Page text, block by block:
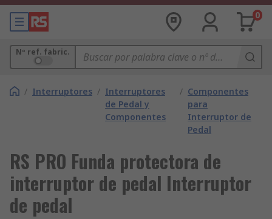
0
Nº ref. fabric.
/ Interruptores / Interruptores
de Pedal y
Componentes
/ Componentes
para
Interruptor de
Pedal
RS PRO Funda protectora de
interruptor de pedal Interruptor
de pedal